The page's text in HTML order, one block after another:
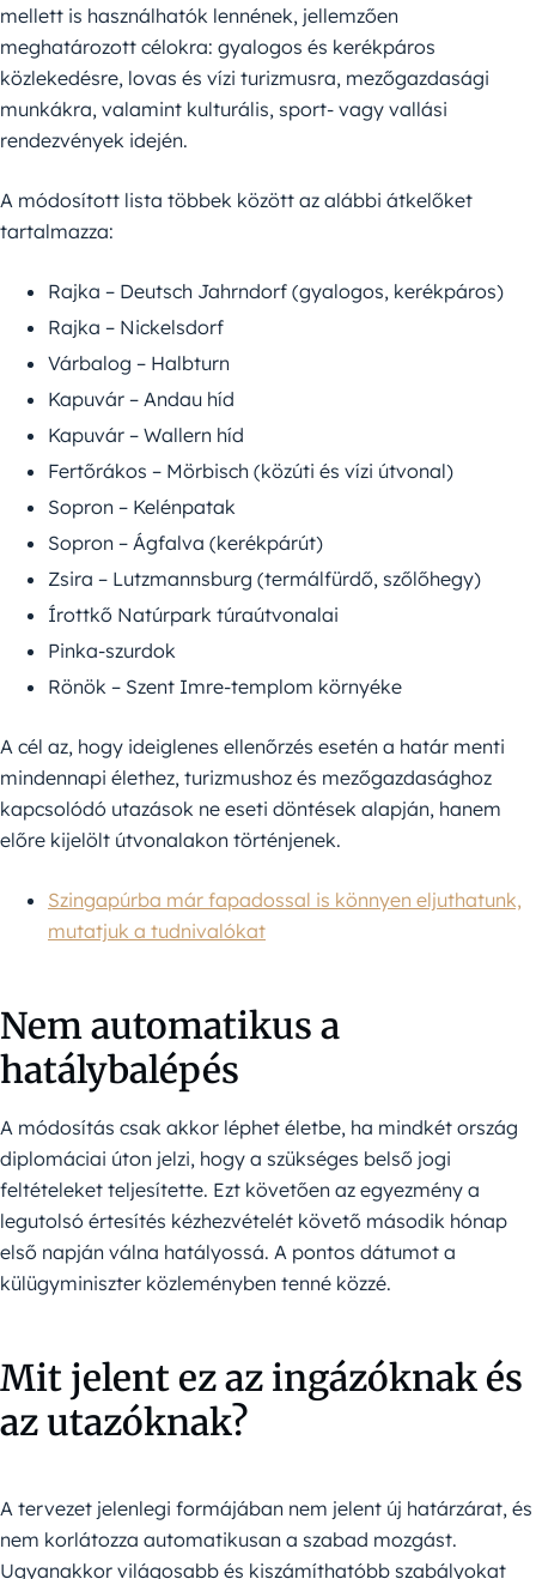
mellett is használhatók lennének, jellemzően
meghatározott célokra: gyalogos és kerékpáros
közlekedésre, lovas és vízi turizmusra, mezőgazdasági
munkákra, valamint kulturális, sport- vagy vallási
rendezvények idején.
A módosított lista többek között az alábbi átkelőket
tartalmazza:
Rajka – Deutsch Jahrndorf (gyalogos, kerékpáros)
Rajka – Nickelsdorf
Várbalog – Halbturn
Kapuvár – Andau híd
Kapuvár – Wallern híd
Fertőrákos – Mörbisch (közúti és vízi útvonal)
Sopron – Kelénpatak
Sopron – Ágfalva (kerékpárút)
Zsira – Lutzmannsburg (termálfürdő, szőlőhegy)
Írottkő Natúrpark túraútvonalai
Pinka-szurdok
Rönök – Szent Imre-templom környéke
A cél az, hogy ideiglenes ellenőrzés esetén a határ menti
mindennapi élethez, turizmushoz és mezőgazdasághoz
kapcsolódó utazások ne eseti döntések alapján, hanem
előre kijelölt útvonalakon történjenek.
Szingapúrba már fapadossal is könnyen eljuthatunk,
mutatjuk a tudnivalókat
Nem automatikus a
hatálybalépés
A módosítás csak akkor léphet életbe, ha mindkét ország
diplomáciai úton jelzi, hogy a szükséges belső jogi
feltételeket teljesítette. Ezt követően az egyezmény a
legutolsó értesítés kézhezvételét követő második hónap
első napján válna hatályossá. A pontos dátumot a
külügyminiszter közleményben tenné közzé.
Mit jelent ez az ingázóknak és
az utazóknak?
A tervezet jelenlegi formájában nem jelent új határzárat, és
nem korlátozza automatikusan a szabad mozgást.
Ugyanakkor világosabb és kiszámíthatóbb szabályokat